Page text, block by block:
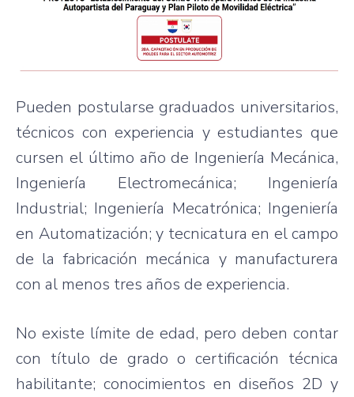
Pueden postularse graduados universitarios,
técnicos con experiencia y estudiantes que
cursen el último año de Ingeniería Mecánica,
Ingeniería Electromecánica; Ingeniería
Industrial; Ingeniería Mecatrónica; Ingeniería
en Automatización; y tecnicatura en el campo
de la fabricación mecánica y manufacturera
con al menos tres años de experiencia.
No existe límite de edad, pero deben contar
con título de grado o certificación técnica
habilitante; conocimientos en diseños 2D y